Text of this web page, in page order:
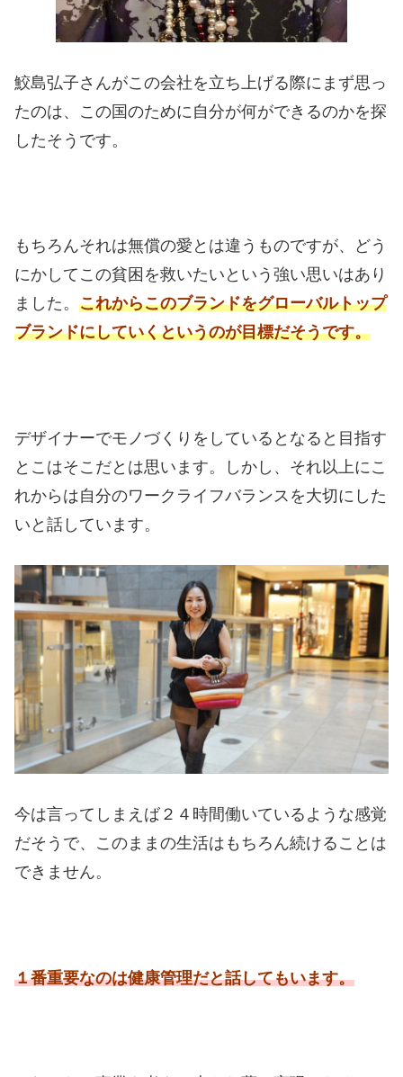
鮫島弘子さんがこの会社を立ち上げる際にまず思っ
たのは、この国のために自分が何ができるのかを探
したそうです。
もちろんそれは無償の愛とは違うものですが、どう
にかしてこの貧困を救いたいという強い思いはあり
ました。 これからこのブランドをグローバルトップ
ブランドにしていくというのが目標だそうです。
デザイナーでモノづくりをしているとなると目指す
とこはそこだとは思います。
しかし、それ以上にこ
れからは自分のワークライフバランスを大切にした
いと話しています。
今は言ってしまえば２４時間働いているような感覚
だそうで、このままの生活はもちろん続けることは
できません。
１番重要なのは健康管理だと話してもいます。